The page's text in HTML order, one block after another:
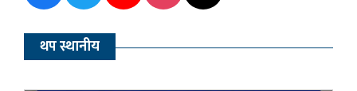
थप स्थानीय